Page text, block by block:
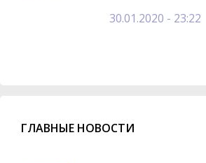
30.01.2020 - 23:22
ГЛАВНЫЕ НОВОСТИ